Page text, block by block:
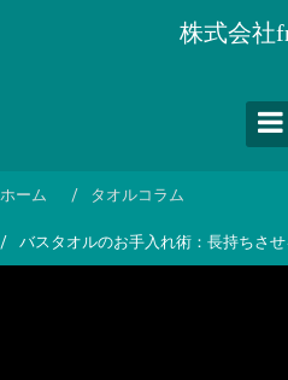
ス
ッ
株式会社
ホーム タオルコラム
バスタオルのお手入れ術：長持ちさ